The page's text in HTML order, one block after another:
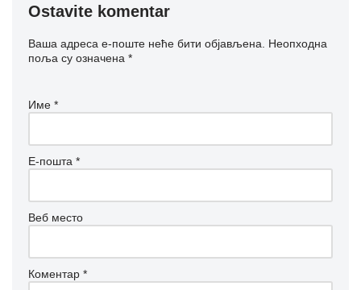
Ostavite komentar
Ваша адреса е-поште неће бити објављена. Неопходна
поља су означена *
Име *
Е-пошта *
Веб место
Коментар *